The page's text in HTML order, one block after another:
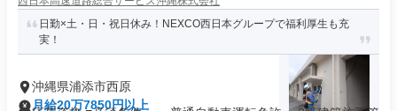
日勤×土・日・祝日休み！NEXCO西日本グループで福利厚生も充
実！
沖縄県浦添市西原
月給20万7850円以上